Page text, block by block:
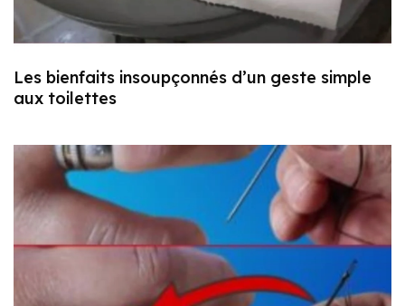
Les bienfaits insoupçonnés d’un geste simple
aux toilettes